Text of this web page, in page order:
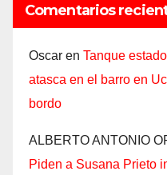
Comentarios
Oscar en Tanque
atasca en el barro en
bordo
ALBERTO ANTONIO
Piden a Susana Prieto